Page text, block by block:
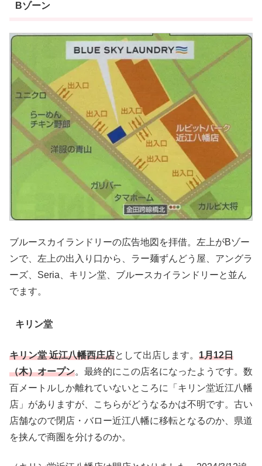
Bゾーン
ブルースカイランドリーの広告地図を拝借。左上がBゾー
ンで、左上の出入り口から、ラー麺ずんどう屋、アングラ
ーズ、Seria、キリン堂、ブルースカイランドリーと並ん
でます。
キリン堂
キリン堂 近江八幡西庄店として出店します。 1月12日
（木）オープン。最終的にこの店名になったようです。数
百メートルしか離れていないところに「キリン堂近江八幡
店」がありますが、こちらがどうなるかは不明です。古い
店舗なので閉店・バロー近江八幡に移転となるのか、県道
を挟んで商圏を分けるのか。